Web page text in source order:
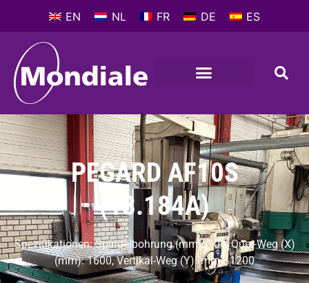
EN NL FR DE ES
PEGARD AF10S
(13.184A)
Spezifikationen: Spindelbohrung (mm): 100, Quer-Weg (X)
(mm): 1600, Vertikal-Weg (Y) (mm): 1200